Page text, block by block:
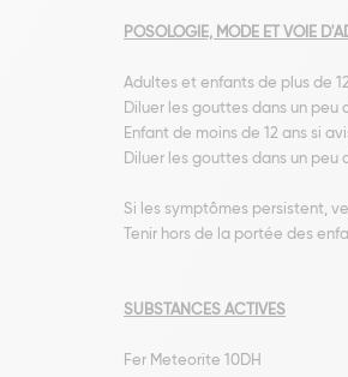
POSOLOGIE, MODE ET VOIE
Adultes et enfants de plus de
Diluer les gouttes dans un peu
Enfant de moins de 12 ans si
Diluer les gouttes dans un peu
Si les symptômes persistent,
Tenir hors de la portée des
SUBSTANCES ACTIVES
Fer Meteorite 10DH